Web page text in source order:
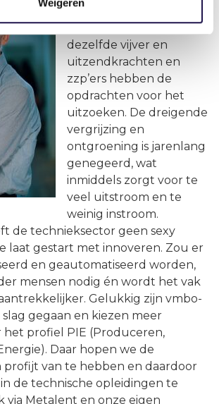
Weigeren
onder hoogspanning.
We vissen allemaal in
dezelfde vijver en
uitzendkrachten en
zzp’ers hebben de
opdrachten voor het
uitzoeken. De dreigende
vergrijzing en
ontgroening is jarenlang
genegeerd, wat
inmiddels zorgt voor te
veel uitstroom en te
weinig instroom.
de technieksector geen sexy
laat gestart met innoveren. Zou er
en geautomatiseerd worden,
mensen nodig én wordt het vak
Gelukkig zijn vmbo-
gegaan en kiezen meer
het profiel PIE (Produceren,
Daar hopen we de
profijt van te hebben en daardoor
de technische opleidingen te
via Metalent en onze eigen